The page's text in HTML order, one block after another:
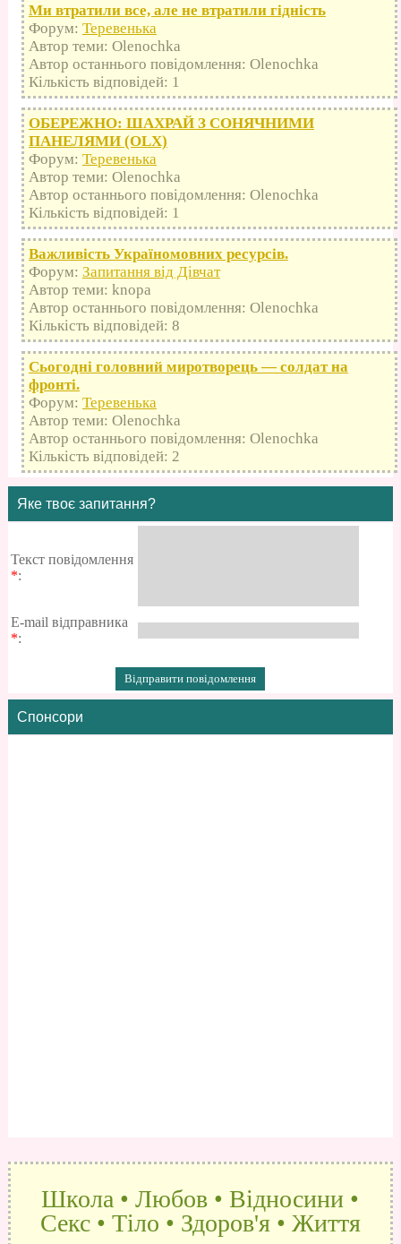
Ми втратили все, але не втратили гідність
Форум: Теревенька
Автор теми: Olenochka
Автор останнього повідомлення: Olenochka
Кількість відповідей: 1
ОБЕРЕЖНО: ШАХРАЙ З СОНЯЧНИМИ
ПАНЕЛЯМИ (OLX)
Форум: Теревенька
Автор теми: Olenochka
Автор останнього повідомлення: Olenochka
Кількість відповідей: 1
Важливість Україномовних ресурсів.
Форум: Запитання від Дівчат
Автор теми: knopa
Автор останнього повідомлення: Olenochka
Кількість відповідей: 8
Сьогодні головний миротворець — солдат на
фронті.
Форум: Теревенька
Автор теми: Olenochka
Автор останнього повідомлення: Olenochka
Кількість відповідей: 2
Яке твоє запитання?
Текст повідомлення
*:
E-mail відправника
*:
Спонсори
Школа • Любов • Відносини •
Секс • Тіло • Здоров'я • Життя